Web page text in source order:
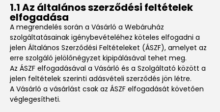
1.1 Az általános szerződési feltételek
elfogadása
A megrendelés során a Vásárló a Webáruház
szolgáltatásainak igénybevételéhez köteles elfogadni a
jelen Általános Szerződési Feltételeket (ÁSZF), amelyet az
erre szolgáló jelölőnégyzet kipipálásával tehet meg.
Az ÁSZF elfogadásával a Vásárló és a Szolgáltató között a
jelen feltételek szerinti adásvételi szerződés jön létre.
A Vásárló a vásárlást csak az ÁSZF elfogadását követően
véglegesítheti.